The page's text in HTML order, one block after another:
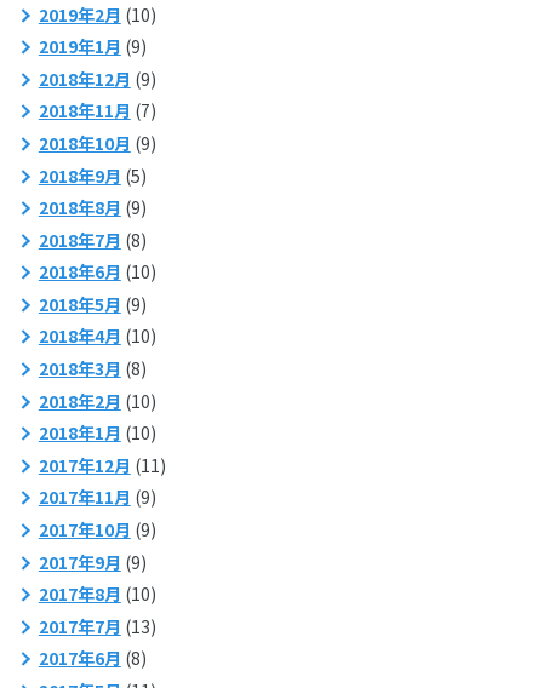
2019年2月 (10)
2019年1月 (9)
2018年12月 (9)
2018年11月 (7)
2018年10月 (9)
2018年9月 (5)
2018年8月 (9)
2018年7月 (8)
2018年6月 (10)
2018年5月 (9)
2018年4月 (10)
2018年3月 (8)
2018年2月 (10)
2018年1月 (10)
2017年12月 (11)
2017年11月 (9)
2017年10月 (9)
2017年9月 (9)
2017年8月 (10)
2017年7月 (13)
2017年6月 (8)